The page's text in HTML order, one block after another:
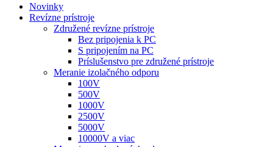
Novinky
Revízne prístroje
Združené revízne prístroje
Bez pripojenia k PC
S pripojením na PC
Príslušenstvo pre združené prístroje
Meranie izolačného odporu
100V
500V
1000V
2500V
5000V
10000V a viac